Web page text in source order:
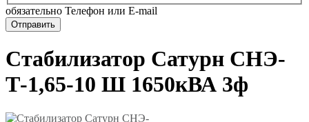
обязательно Телефон или E-mail
Стабилизатор Сатурн СНЭ-
Т-1,65-10 Ш 1650кВА 3ф